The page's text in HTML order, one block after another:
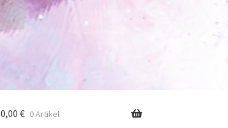
0,00 € 0 Artikel